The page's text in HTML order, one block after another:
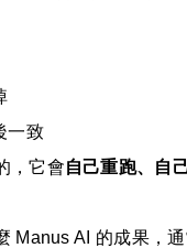
一致
，它會自己重跑、自
Manus AI 的成果，通